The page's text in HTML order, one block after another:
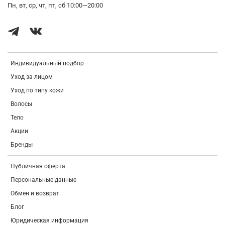
Индивидуальный подбор
Уход за лицом
Уход по типу кожи
Волосы
Тело
Акции
Бренды
Публичная оферта
Персональные данные
Обмен и возврат
Блог
Юридическая информация
Пн, вт, ср, чт, пт, сб 10:00—20:00